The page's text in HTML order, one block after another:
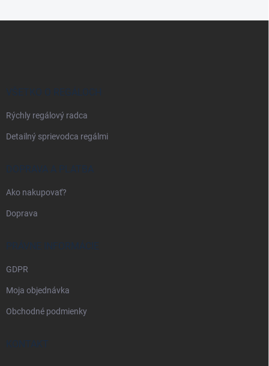
VŠETKO O REGÁLOCH
Rýchly regálový radca
Detailný sprievodca regálmi
DOPRAVA A PLATBA
Ako nakupovať?
Doprava
PRÁVNE INFORMÁCIE
GDPR
Moja objednávka
Obchodné podmienky
KONTAKT